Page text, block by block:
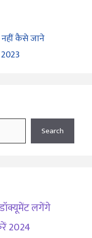
नहीं कैसे जाने
Search
लगेंगे
2024